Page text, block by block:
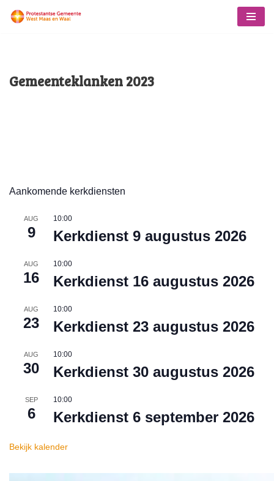
inhoud
Gemeenteklanken 2023
Aankomende kerkdiensten
AUG
9
10:00
Kerkdienst 9 augustus 2026
AUG
16
10:00
Kerkdienst 16 augustus 2026
AUG
23
10:00
Kerkdienst 23 augustus 2026
AUG
30
10:00
Kerkdienst 30 augustus 2026
SEP
6
10:00
Kerkdienst 6 september 2026
Bekijk kalender